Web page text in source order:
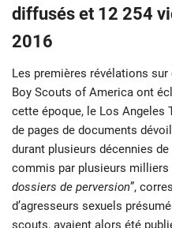
diffusés et 12 254
2016
Les premières révélations
Boy Scouts of America ont
cette époque, le Los Angeles
de pages de documents
durant plusieurs décennies
commis par plusieurs milliers
dossiers de perversion”,
d’agresseurs sexuels
scouts, avaient alors été